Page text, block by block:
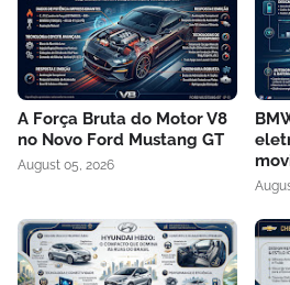
A Força Bruta do Motor V8
no Novo Ford Mustang GT
August 05, 2026